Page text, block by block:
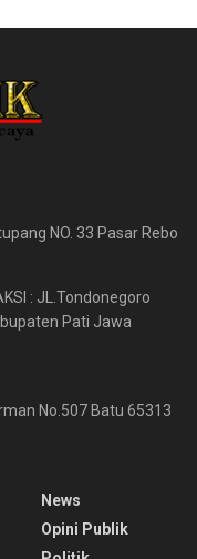
NO. 33 Pasar Rebo
: JL.Tondonegoro
Pati Jawa
No.507 Batu 65313
News
Opini Publik